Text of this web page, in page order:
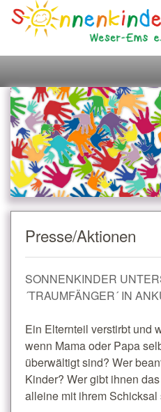
Ihre
Presse/Aktionen
SONNENKINDER
´TRAUMFÄNGER´ IN
Ein Elternteil verstirbt und
wenn Mama oder Papa
überwältigt sind? Wer
Kinder? Wer gibt ihnen
alleine mit ihrem Schicksal